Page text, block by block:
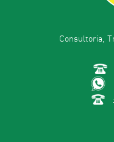
Consultoria,